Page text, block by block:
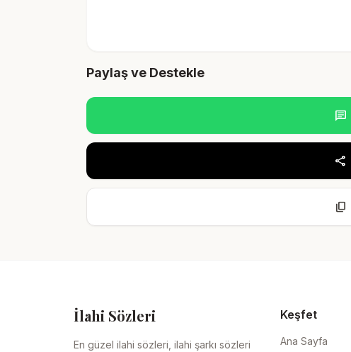
Paylaş ve Destekle
chat
share
content_copy
İlahi Sözleri
En güzel ilahi sözleri, ilahi şarkı sözleri
Keşfet
Ana Sayfa